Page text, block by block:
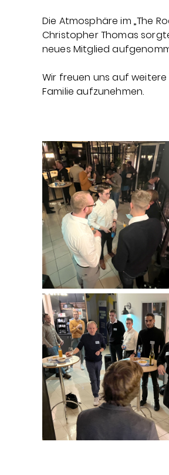
Die Atmosphäre im „The
Christopher Thomas
neues Mitglied
Wir freuen uns auf
Familie aufzunehmen.